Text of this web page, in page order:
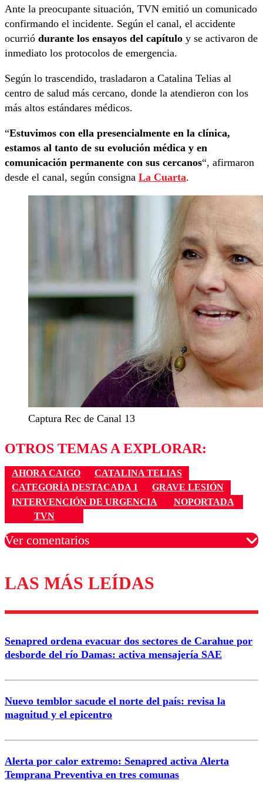
Ante la preocupante situación, TVN emitió un comunicado
confirmando el incidente. Según el canal, el accidente
ocurrió durante los ensayos del capítulo y se activaron de
inmediato los protocolos de emergencia.
Según lo trascendido, trasladaron a Catalina Telias al
centro de salud más cercano, donde la atendieron con los
más altos estándares médicos.
“Estuvimos con ella presencialmente en la clínica,
estamos al tanto de su evolución médica y en
comunicación permanente con sus cercanos“, afirmaron
desde el canal, según consigna La Cuarta.
Captura Rec de Canal 13
OTROS TEMAS A EXPLORAR:
AHORA CAIGO
CATALINA TELIAS
CATEGORÍA DESTACADA 1
GRAVE LESIÓN
INTERVENCIÓN DE URGENCIA
NOPORTADA
TVN
Ver comentarios
Los comentarios son moderados para garantizar un
diálogo respetuoso.
Correo
LAS MÁS LEÍDAS
Senapred ordena evacuar dos sectores de Carahue por
desborde del río Damas: activa mensajería SAE
Nuevo temblor sacude el norte del país: revisa la
magnitud y el epicentro
Alerta por calor extremo: Senapred activa Alerta
Temprana Preventiva en tres comunas